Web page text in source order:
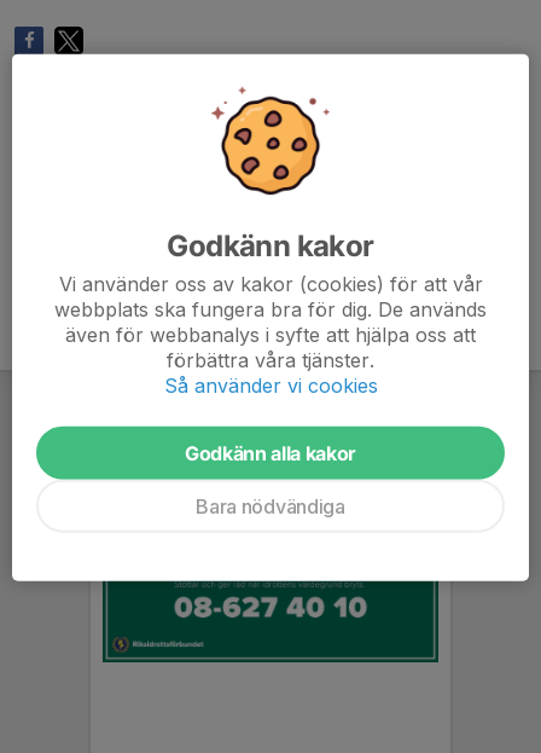
Godkänn kakor
Vi använder oss av kakor (cookies) för att vår
webbplats ska fungera bra för dig. De används
även för webbanalys i syfte att hjälpa oss att
förbättra våra tjänster.
Så använder vi cookies
Godkänn alla kakor
Bara nödvändiga